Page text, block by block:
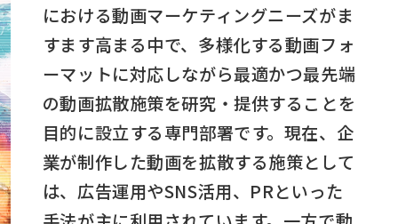
における動画マーケティングニーズがま
すます高まる中で、多様化する動画フォ
ーマットに対応しながら最適かつ最先端
の動画拡散施策を研究・提供することを
目的に設立する専門部署です。現在、企
業が制作した動画を拡散する施策として
は、広告運用やSNS活用、PRといった